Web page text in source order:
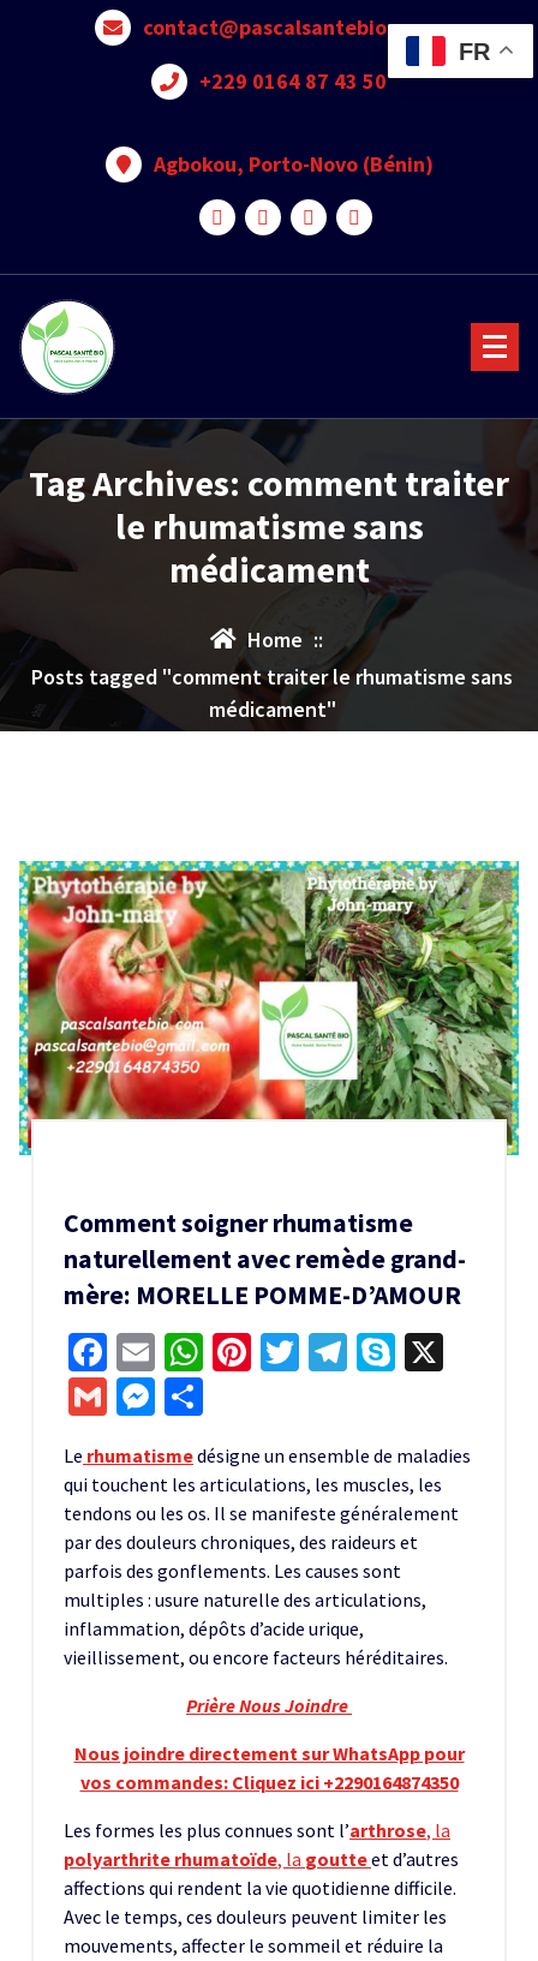
contact@pascalsantebio.com
+229 0164 87 43 50
Agbokou, Porto-Novo (Bénin)
Tag Archives: comment traiter
le rhumatisme sans
médicament
Home ::
Posts tagged "comment traiter le rhumatisme sans
médicament"
Comment soigner rhumatisme
naturellement avec remède grand-
mère: MORELLE POMME-D’AMOUR
Facebook
EmailWhatsApp
Pinterest
Twitter
Telegram
Skype
GmailMessenger
Le rhumatismedésigne un ensemble de maladies
qui touchent les articulations, les muscles, les
tendons ou les os. Il se manifeste généralement
par des douleurs chroniques, des raideurs et
parfois des gonflements. Les causes sont
multiples : usure naturelle des articulations,
inflammation, dépôts d’acide urique,
vieillissement, ou encore facteurs héréditaires.
Prière Nous Joindre
Nous joindre directement sur WhatsApp pour
vos commandes: Cliquez ici +2290164874350
Les formes les plus connues sont l’arthrose, la
polyarthrite rhumatoïde, la goutteet d’autres
affections qui rendent la vie quotidienne difficile.
Avec le temps, ces douleurs peuvent limiter les
mouvements, affecter le sommeil et réduire la
FR